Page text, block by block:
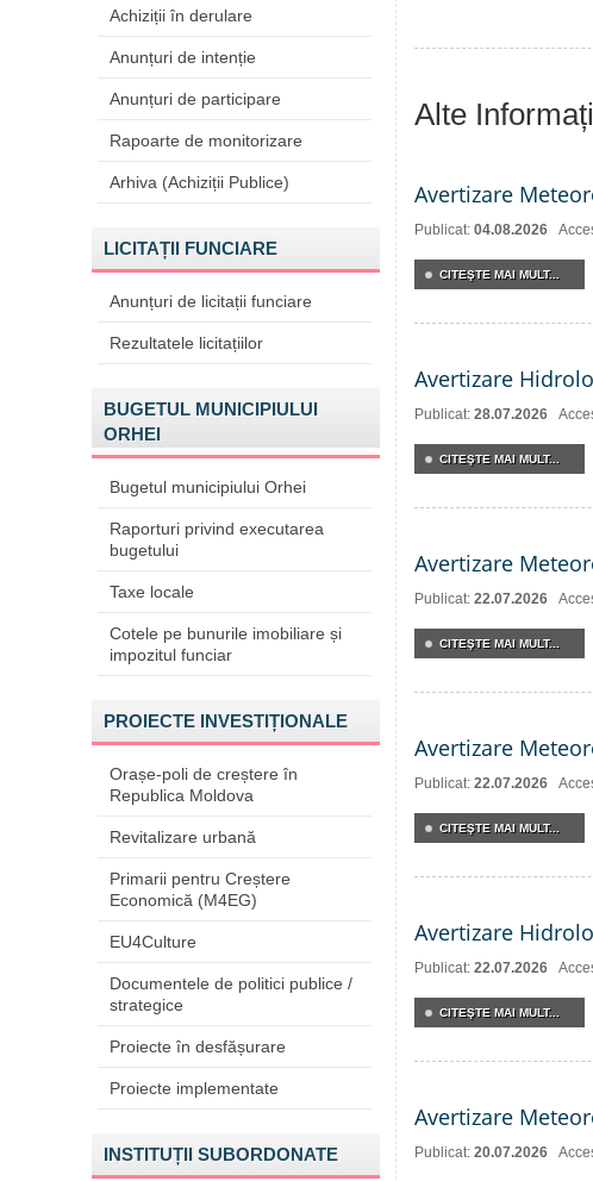
Achiziții în derulare
Anunțuri de intenție
Anunțuri de participare
Rapoarte de monitorizare
Arhiva (Achiziții Publice)
LICITAȚII FUNCIARE
Anunțuri de licitații funciare
Rezultatele licitațiilor
BUGETUL MUNICIPIULUI
ORHEI
Bugetul municipiului Orhei
Raporturi privind executarea
bugetului
Taxe locale
Cotele pe bunurile imobiliare și
impozitul funciar
PROIECTE INVESTIȚIONALE
Orașe-poli de creștere în
Republica Moldova
Revitalizare urbană
Primarii pentru Creștere
Economică (M4EG)
EU4Culture
Documentele de politici publice /
strategice
Proiecte în desfășurare
Proiecte implementate
INSTITUȚII SUBORDONATE
Alte
Avertizare
Publicat: 04.08.2026
CITEŞTE MAI MULT...
Avertizare
Publicat: 28.07.2026
CITEŞTE MAI MULT...
Avertizare
Publicat: 22.07.2026
CITEŞTE MAI MULT...
Avertizare
Publicat: 22.07.2026
CITEŞTE MAI MULT...
Avertizare
Publicat: 22.07.2026
CITEŞTE MAI MULT...
Avertizare
Publicat: 20.07.2026